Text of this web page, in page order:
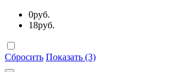
0руб.
18руб.
Сбросить Показать (3)